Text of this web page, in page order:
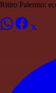
Ritiro Palermo: